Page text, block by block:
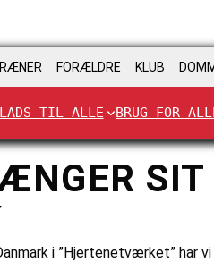
FORÆLDRE KLUB
TIL ALLE BRUG FOR
i ”Hjertenetværket”